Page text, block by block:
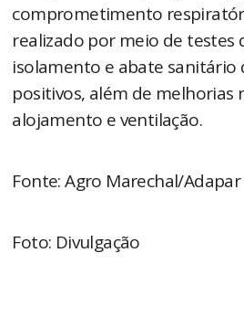
comprometimento
realizado por meio de testes
isolamento e abate sanitário
positivos, além de melhorias
alojamento e ventilação.
Fonte: Agro Marechal/Adapar
Foto: Divulgação